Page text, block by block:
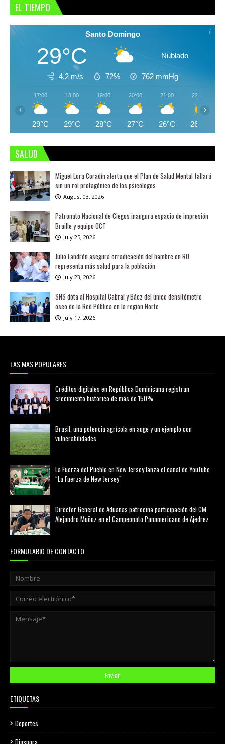
EL TIEMPO
Santo Domingo
29°C Nublado
4.2 m/s 72% 762 mmHg
17:00
29°C
18:00
29°C
19:00
28°C
20:00
27°C
21:00
26°C
22:00
26°C
‹ ›
SALUD
Miguel Lora Coradín alerta que el Plan de Salud Mental fallará
sin un rol protagónico de los psicólogos
August 03, 2026
Patronato Nacional de Ciegos inaugura espacio de impresión
Braille y equipo OCT
July 25, 2026
Julio Landrón asegura erradicación del hambre en RD
representa más salud para la población
July 23, 2026
SNS dota al Hospital Cabral y Báez del único densitómetro
óseo de la Red Pública en la región Norte
July 17, 2026
LAS MAS POPULARES
Créditos digitales en República Dominicana registran
crecimiento histórico de más de 150%
Brasil, una potencia agrícola en auge y un ejemplo con
vulnerabilidades
La Fuerza del Pueblo en New Jersey lanza el canal de YouTube
“La Fuerza de New Jersey”
Director General de Aduanas patrocina participación del CM
Alejandro Muñoz en el Campeonato Panamericano de Ajedrez
FORMULARIO DE CONTACTO
ETIQUETAS
Deportes